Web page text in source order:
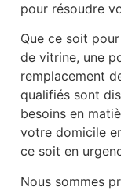
pour résoudre
Que ce soit
de vitrine, une
remplacement
qualifiés sont
besoins en
votre domicile
ce soit en
Nous sommes